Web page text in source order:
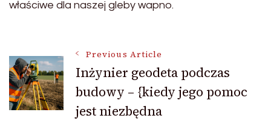
właściwe dla naszej gleby wapno.
Post
Navigation
Previous Article
Inżynier geodeta podczas
budowy – {kiedy jego pomoc
jest niezbędna